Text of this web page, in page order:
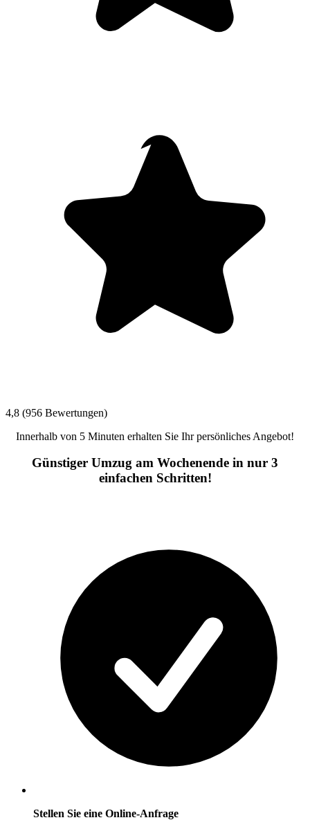
4,8 (956 Bewertungen)
Innerhalb von 5 Minuten erhalten Sie Ihr persönliches Angebot!
Günstiger Umzug am Wochenende in nur 3
einfachen Schritten!
Stellen Sie eine Online-Anfrage